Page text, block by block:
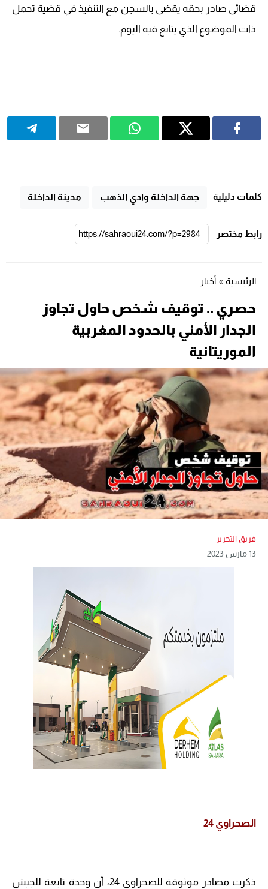
قضائي صادر بحقه يقضي بالسجن مع التنفيذ في قضية تحمل
ذات الموضوع الذي يتابع فيه اليوم.
كلمات دليلية جهة الداخلة وادي الذهب مدينة الداخلة
رابط مختصر
الرئيسية » أخبار
حصري .. توقيف شخص حاول تجاوز
الجدار الأمني بالحدود المغربية
الموريتانية
فريق التحرير
13 مارس 2023
الصحراوي 24
ذكرت مصادر موثوقة للصحراوي 24، أن وحدة تابعة للجيش